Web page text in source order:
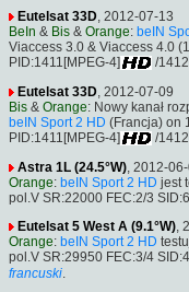
Eutelsat 33D, 2012-07-13
BeIn & Bis & Orange: beIN
Viaccess 3.0 & Viaccess 4.0
PID:1411[MPEG-4]
/1412
Eutelsat 33D, 2012-07-09
Bis & Orange: Nowy kanał
beIN Sport 2 HD (Francja) on
PID:1411[MPEG-4]
/1412
Astra 1L (24.5°W), 2012-
Orange: beIN Sport 2 HD jest
pol.V SR:22000 FEC:2/3
Eutelsat 5 West A (9.1°W),
Orange: beIN Sport 2 HD
pol.V SR:29950 FEC:3/4
francuski